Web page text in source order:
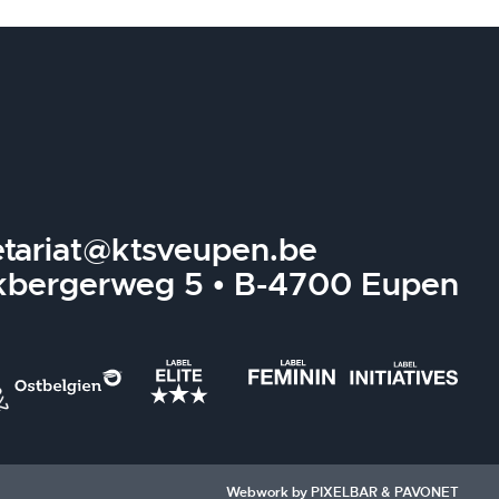
5 • B-4700 Eupen
Webwork by PIXELBAR& PAVONET